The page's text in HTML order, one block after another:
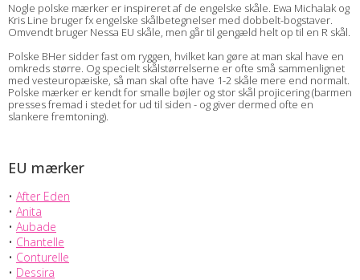
Nogle polske mærker er inspireret af de engelske skåle. Ewa Michalak og
Kris Line bruger fx engelske skålbetegnelser med dobbelt-bogstaver.
Omvendt bruger Nessa EU skåle, men går til gengæld helt op til en R skål.
Polske BHer sidder fast om ryggen, hvilket kan gøre at man skal have en
omkreds større. Og specielt skålstørrelserne er ofte små sammenlignet
med vesteuropæiske, så man skal ofte have 1-2 skåle mere end normalt.
Polske mærker er kendt for smalle bøjler og stor skål projicering (barmen
presses fremad i stedet for ud til siden - og giver dermed ofte en
slankere fremtoning).
EU mærker
• After Eden
• Anita
• Aubade
• Chantelle
• Conturelle
• Dessira